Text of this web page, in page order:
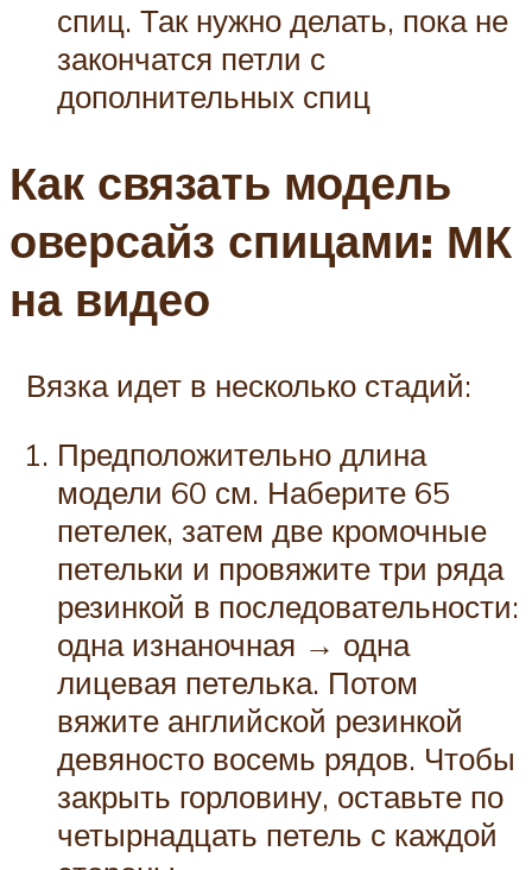
спиц. Так нужно делать, пока не
закончатся петли с
дополнительных спиц
Как связать модель
оверсайз спицами: МК
на видео
Вязка идет в несколько стадий:
Предположительно длина
модели 60 см. Наберите 65
петелек, затем две кромочные
петельки и провяжите три ряда
резинкой в последовательности:
одна изнаночная → одна
лицевая петелька. Потом
вяжите английской резинкой
девяносто восемь рядов. Чтобы
закрыть горловину, оставьте по
четырнадцать петель с каждой